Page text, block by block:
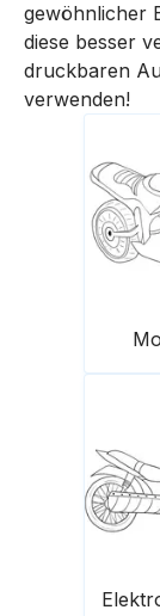
gewöhnlicher
diese besser
druckbaren
verwenden!